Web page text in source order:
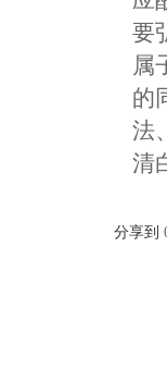
要
属
的
法
清
分享到